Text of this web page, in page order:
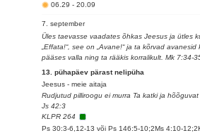
06.29-20.09
7. september
Üles taevasse vaadates õhkas Jeesus ja ütles
„Effata!“, see on „Avane!“ ja ta kõrvad
pääses valla ning ta rääkis korralikult. Mk 7:34-
13. pühapäev pärast nelipüha
Jeesus - meie aitaja
Rudjutud pilliroogu ei murra Ta katki ja hõõguvat
Js 42:3
KLPR 264
Ps 30:3-6,12-13 või Ps 146:5-10;2Ms 4:10-